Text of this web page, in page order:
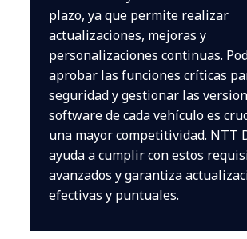
plazo, ya que permite realizar
actualizaciones, mejoras y
personalizaciones continuas.
aprobar las funciones críticas
seguridad y gestionar las
software de cada vehículo es
una mayor competitividad. NTT
ayuda a cumplir con estos
avanzados y garantiza
efectivas y puntuales.